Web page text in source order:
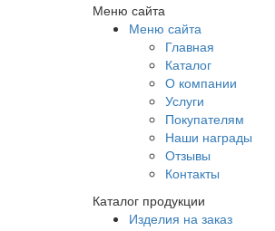
Меню сайта
Меню сайта
Главная
Каталог
О компании
Услуги
Покупателям
Наши награды
Отзывы
Контакты
Каталог продукции
Изделия на заказ